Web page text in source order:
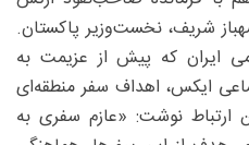
شریف، نخست‌وزیر پاکستان.
ایران که پیش از عزیمت به
ایکس، اهداف سفر منطقه‌ای
ارتباط نوشت: «عازم سفری به